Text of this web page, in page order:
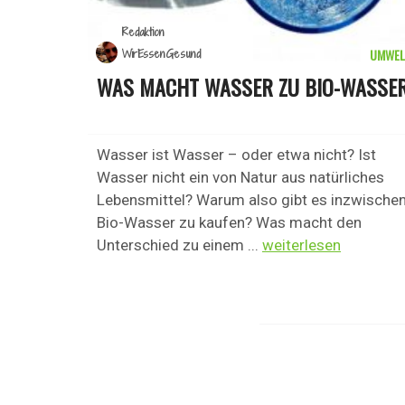
WAS MACHT WASSER ZU BIO-
Wasser ist Wasser – oder etwa nicht? Ist
Wasser nicht ein von Natur aus natürliches
Lebensmittel? Warum also gibt es
Bio-Wasser zu kaufen? Was macht den
Unterschied zu einem ... weiterlesen
Redaktion
WirEssenGesund